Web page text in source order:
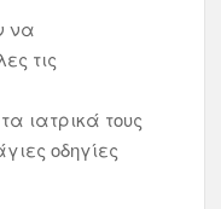
να
τις
ιατρικά τους
οδηγίες